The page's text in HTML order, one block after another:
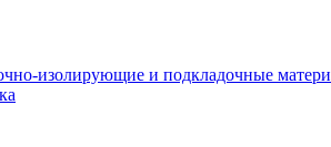
изолирующие и подкладочные